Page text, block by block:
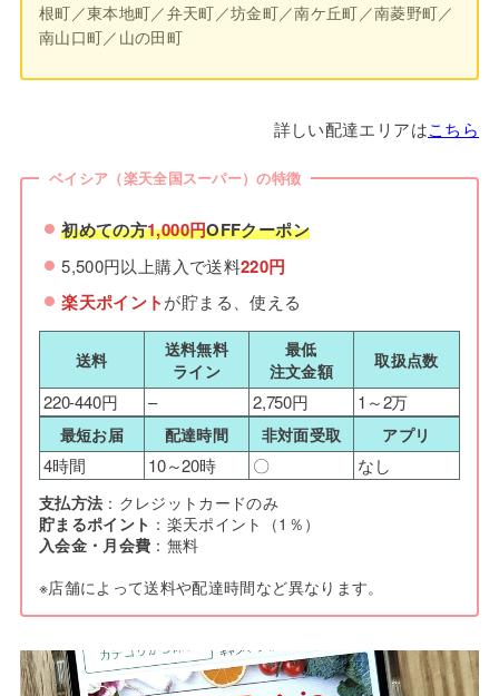
根町／東本地町／弁天町／坊金町／南ケ丘町／南菱野町／
南山口町／山の田町
詳しい配達エリアはこちら
ベイシア（楽天全国スーパー）の特徴
初めての方1,000円OFFクーポン
5,500円以上購入で送料220円
楽天ポイントが貯まる、使える
送料
送料無料
ライン
最低
注文金額
取扱点数
220-440円 – 2,750円 1～2万
最短お届 配達時間 非対面受取 アプリ
4時間 10～20時 〇 なし
支払方法 ：クレジットカードのみ
貯まるポイント ：楽天ポイント（1％）
入会金・月会費 ：無料
※店舗によって送料や配達時間など異なります。